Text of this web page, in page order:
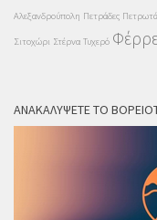
Αλεξανδρούπολη Πετράδες Πετρωτά
Σιτοχώρι Στέρνα Τυχερό
ΑΝΑΚΑΛΎΨΕΤΕ ΤΟ